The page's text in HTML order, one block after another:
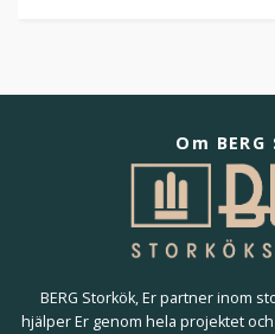
Om
BERG Storkök, Er partner inom
hjälper Er genom hela projektet